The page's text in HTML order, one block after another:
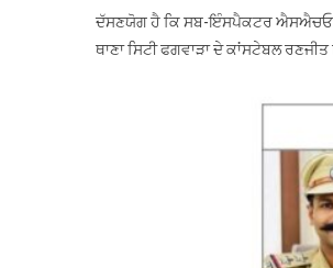
ਦੱਸਣਯੋਗ ਹੈ ਕਿ ਸਬ-ਇੰਸਪੈਕਟਰ ਐਸਐਚਓ
ਥਾਣਾ ਸਿਟੀ ਫਗਵਾੜਾ ਦੇ ਕਾਂਸਟੇਬਲ